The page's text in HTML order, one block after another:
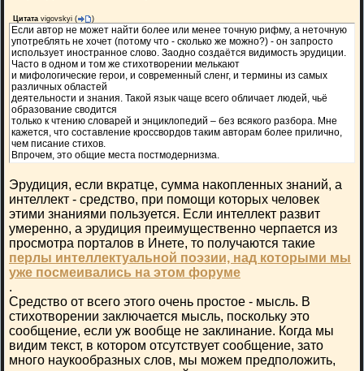
Цитата vigovskyi ( )
Если автор не может найти более или менее точную рифму, а неточную
употреблять не хочет (потому что - сколько же можно?) - он запросто
использует иностранное слово. Заодно создаётся видимость эрудиции.
Часто в одном и том же стихотворении мелькают
и мифологические герои, и современный сленг, и термины из самых
различных областей
деятельности и знания. Такой язык чаще всего обличает людей, чьё
образование сводится
только к чтению словарей и энциклопедий – без всякого разбора. Мне
кажется, что составление кроссвордов таким авторам более прилично,
чем писание стихов.
Впрочем, это общие места постмодернизма.
Эрудиция, если вкратце, сумма накопленных знаний, а
интеллект - средство, при помощи которых человек
этими знаниями пользуется. Если интеллект развит
умеренно, а эрудиция преимущественно черпается из
просмотра порталов в Инете, то получаются такие
перлы интеллектуальной поэзии, над которыми мы
уже посмеивались на этом форуме
.
Средство от всего этого очень простое - мысль. В
стихотворении заключается мысль, поскольку это
сообщение, если уж вообще не заклинание. Когда мы
видим текст, в котором отсутствует сообщение, зато
много наукообразных слов, мы можем предположить,